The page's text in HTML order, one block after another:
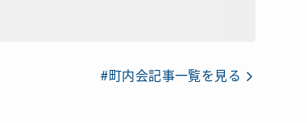
#町内会記事一覧を見る